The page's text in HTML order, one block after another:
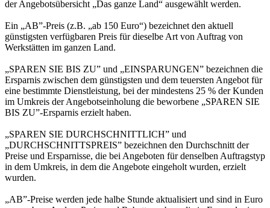
der Angebotsübersicht „Das ganze Land“ ausgewählt werden.
Ein „AB”-Preis (z.B. „ab 150 Euro“) bezeichnet den aktuell
günstigsten verfügbaren Preis für dieselbe Art von Auftrag von
Werkstätten im ganzen Land.
„SPAREN SIE BIS ZU” und „EINSPARUNGEN” bezeichnen die
Ersparnis zwischen dem günstigsten und dem teuersten Angebot für
eine bestimmte Dienstleistung, bei der mindestens 25 % der Kunden
im Umkreis der Angebotseinholung die beworbene „SPAREN SIE
BIS ZU”-Ersparnis erzielt haben.
„SPAREN SIE DURCHSCHNITTLICH” und
„DURCHSCHNITTSPREIS” bezeichnen den Durchschnitt der
Preise und Ersparnisse, die bei Angeboten für denselben Auftragstyp
in dem Umkreis, in dem die Angebote eingeholt wurden, erzielt
wurden.
„AB”-Preise werden jede halbe Stunde aktualisiert und sind in Euro